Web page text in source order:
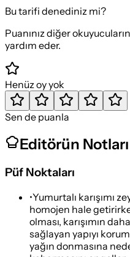
Bu tarifi denediniz mi?
Puanınız diğer
yardım eder.
Henüz oy yok
Sen de puanla
Editörün Notları
Püf Noktaları
•Yumurtalı karışımı
homojen hale
olması, karışımın
sağlayan yapıyı
yağın donmasına